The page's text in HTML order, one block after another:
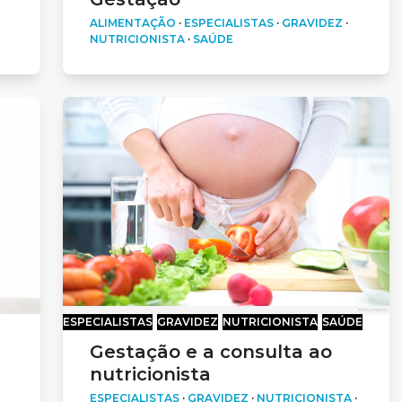
ALIMENTAÇÃO · ESPECIALISTAS · GRAVIDEZ ·
NUTRICIONISTA · SAÚDE
ESPECIALISTAS GRAVIDEZ NUTRICIONISTA SAÚDE
Gestação e a consulta ao
nutricionista
ESPECIALISTAS · GRAVIDEZ · NUTRICIONISTA ·